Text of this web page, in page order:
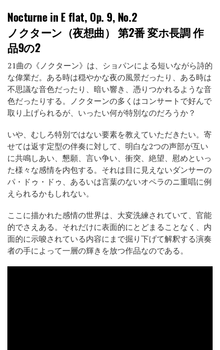
Nocturne in E flat, Op. 9, No.2
ノクターン（夜想曲） 第2番 変ホ長調 作
品9の2
21曲の《ノクターン》は、ショパンによる短いながら詩的
な偉業だ。ある時は穏やかな夜の風景だったり、ある時は
不思議な音色だったり、暗い響き、憑りつかれるような音
色だったりする。ノクターンの多くはコンサートで好んで
取り上げられるが、いったい何が特別なのだろうか？
いや、むしろ特別ではない要素を教えていただきたい。寄
せては返す定型の伴奏に対して、明白な2つの声部が互い
に共鳴しあい、懇願、言い争い、衝突、絶望、慰めといっ
た様々な感情を内包する。それは目に見えないダンサーの
パ・ドゥ・ドゥ、あるいは言葉のないオペラのニ重唱に例
えられるかもしれない。
ここに描かれた感情の世界は、大変洗練されていて、官能
的でさえある。それだけに表面的にとどまることなく、内
面的に示唆されている内容にまで掘り下げて解釈する演奏
者の手によって一層の輝きを放つ作品なのである。